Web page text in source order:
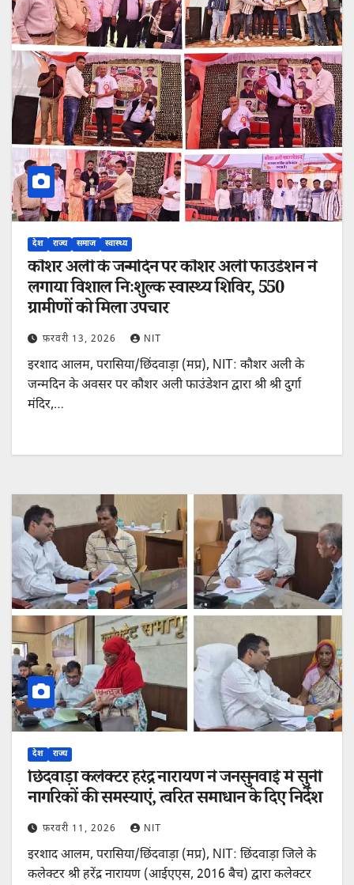
देश राज्य समाज स्वास्थ्य
कौशर अली के जन्मदिन पर कौशर अली फाउंडेशन ने
लगाया विशाल निःशुल्क स्वास्थ्य शिविर, 550
ग्रामीणों को मिला उपचार
फ़रवरी 13, 2026 NIT
इरशाद आलम, परासिया/छिंदवाड़ा (मप्र), NIT: कौशर अली के
जन्मदिन के अवसर पर कौशर अली फाउंडेशन द्वारा श्री श्री दुर्गा
मंदिर,…
देश राज्य
छिंदवाड़ा कलेक्टर हरेंद्र नारायण ने जनसुनवाई में सुनीं
नागरिकों की समस्याएं, त्वरित समाधान के दिए निर्देश
फ़रवरी 11, 2026 NIT
इरशाद आलम, परासिया/छिंदवाड़ा (मप्र), NIT: छिंदवाड़ा जिले के
कलेक्टर श्री हरेंद्र नारायण (आईएएस, 2016 बैच) द्वारा कलेक्टर